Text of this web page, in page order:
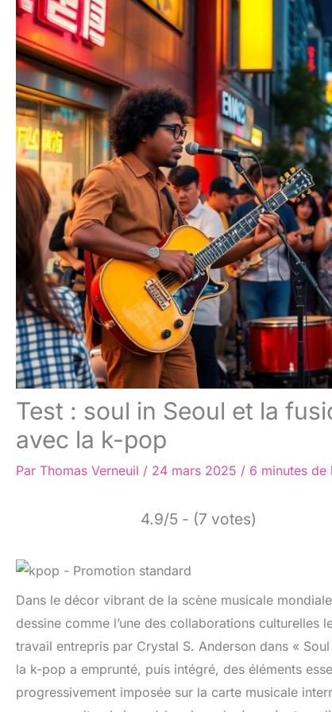
Test : soul in Seoul et la
avec la k-pop
Par Thomas Verneuil / 24 mars 2025 / 6 minutes de
4.9/5 - (7 votes)
Dans le décor vibrant de la scène musicale
dessine comme l’une des collaborations
travail entrepris par Crystal S. Anderson dans «
la k-pop a emprunté, puis intégré, des éléments
progressivement imposée sur la carte musicale